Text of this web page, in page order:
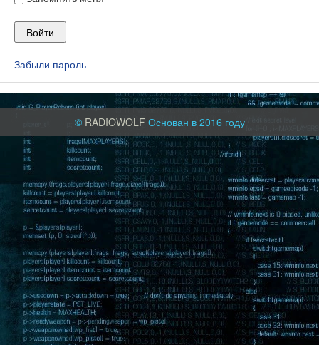
Забыли пароль
© RADIOWOLF Основан в 2016 году